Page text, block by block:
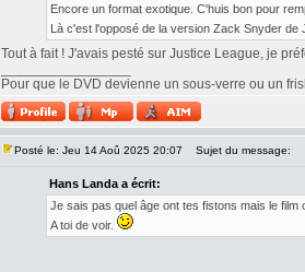
Encore un format exotique. C'huis bon pour
Là c'est l'opposé de la version Zack Snyder de
Tout à fait ! J'avais pesté sur Justice League, je
Pour que le DVD devienne un sous-verre ou un
Posté le: Jeu 14 Aoû 2025 20:07 Sujet du message:
Hans Landa a écrit:
Je sais pas quel âge ont tes fistons mais le
A toi de voir.